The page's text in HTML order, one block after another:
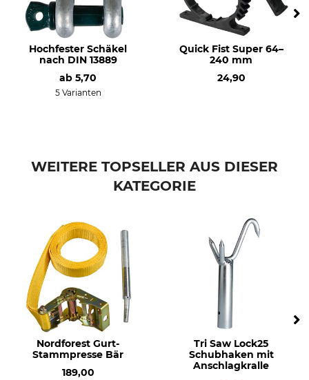
Hochfester Schäkel
nach DIN 13889
ab 5,70
5 Varianten
Quick Fist Super 64–
240 mm
24,90
WEITERE TOPSELLER AUS DIESER
KATEGORIE
Nordforest Gurt-
Stammpresse Bär
189,00
Tri Saw Lock25
Schubhaken mit
Anschlagkralle